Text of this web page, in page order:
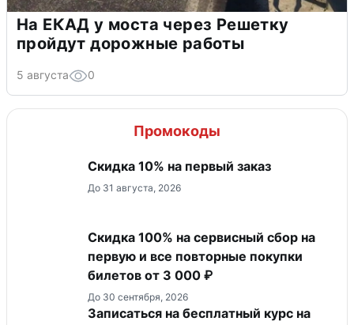
На ЕКАД у моста через Решетку
пройдут дорожные работы
5 августа 0
Промокоды
Скидка 10% на первый заказ
До 31 августа, 2026
Скидка 100% на сервисный сбор на
первую и все повторные покупки
билетов от 3 000 ₽
До 30 сентября, 2026
Записаться на бесплатный курс на